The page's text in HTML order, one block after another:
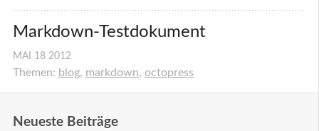
Markdown-Testdokument
MAI 18 2012
Themen: blog, markdown, octopress
Neueste Beiträge